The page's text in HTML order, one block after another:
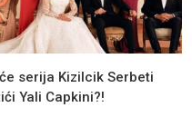
serija Kizilcik Serbeti
Yali Capkini?!